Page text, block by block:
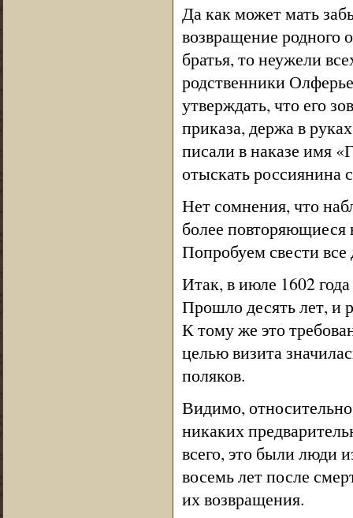
Да как может мать
возвращение
братья, то неужели
родственники
утверждать, что его
приказа, держа в
писали в наказе имя
отыскать россиянина
Нет сомнения, что
более
Попробуем свести
Итак, в июле 1602
Прошло десять лет, и
К тому же это
целью визита
поляков.
Видимо,
никаких
всего, это были люди
восемь лет после
их возвращения.